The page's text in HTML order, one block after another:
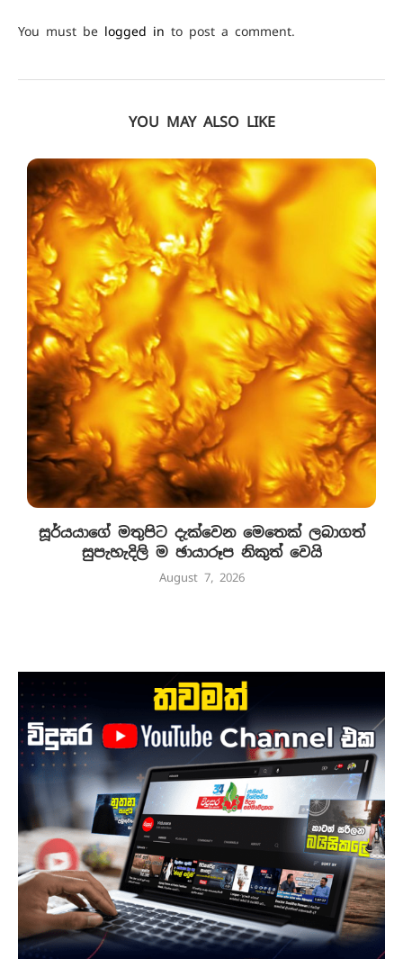
You must be logged in to post a comment.
YOU MAY ALSO LIKE
සූර්යයාගේ මතුපිට දැක්වෙන මෙතෙක් ලබාගත්
සුපැහැදිලි ම ඡායාරූප නිකුත් වෙයි
August 7, 2026